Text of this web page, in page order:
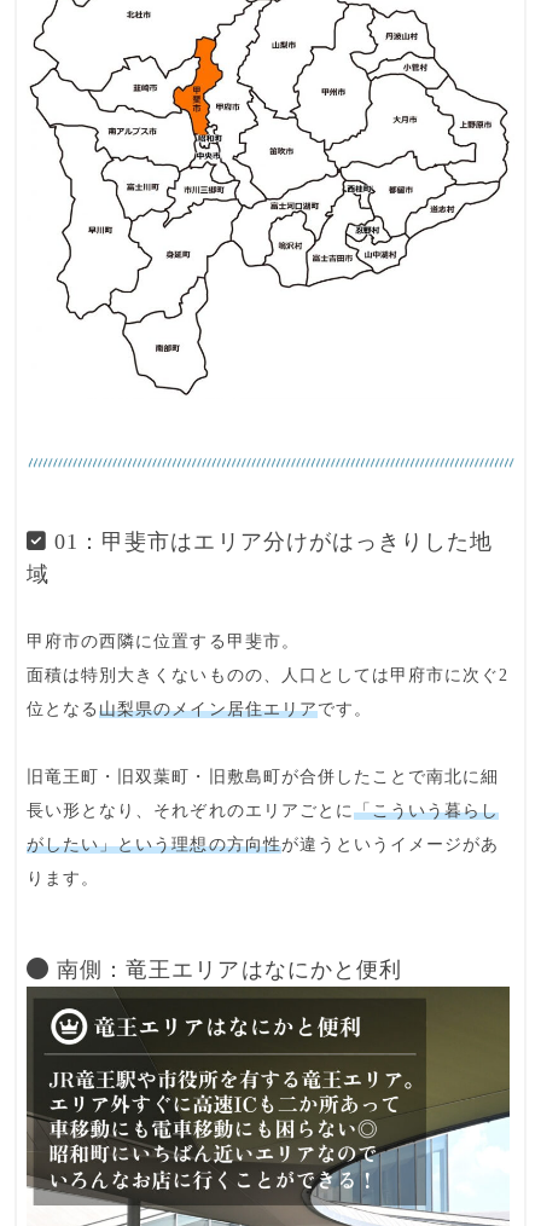
01：甲斐市はエリア分けがはっきりした地
域
甲府市の西隣に位置する甲斐市。
面積は特別大きくないものの、人口としては甲府市に次ぐ2
位となる山梨県のメイン居住エリアです。
旧竜王町・旧双葉町・旧敷島町が合併 したことで南北に細
長い形となり、それぞれのエリアごとに 「こういう暮らし
がしたい」という理想の方向性が違うというイメージがあ
ります。
南側：竜王エリアはなにかと便利